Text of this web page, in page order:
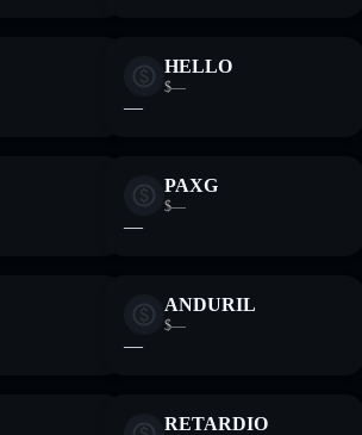
HELLO
$—
—
PAXG
$—
—
ANDURIL
$—
—
RETARDIO